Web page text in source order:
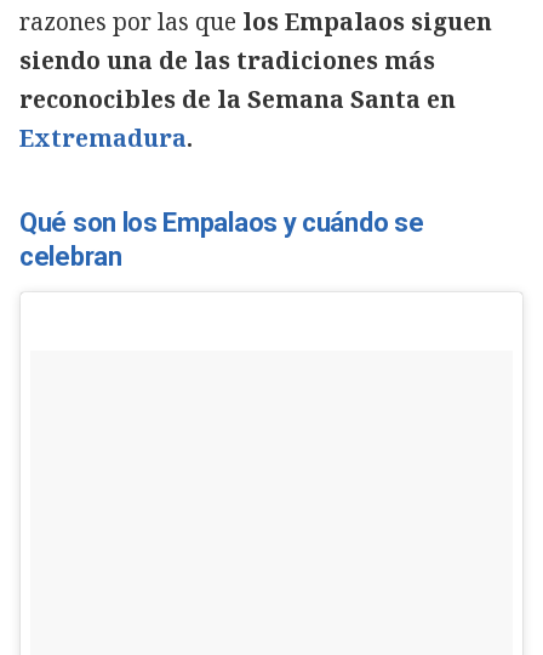
razones por las que los Empalaos siguen
siendo una de las tradiciones más
reconocibles de la Semana Santa en
Extremadura.
Qué son los Empalaos y cuándo se
celebran